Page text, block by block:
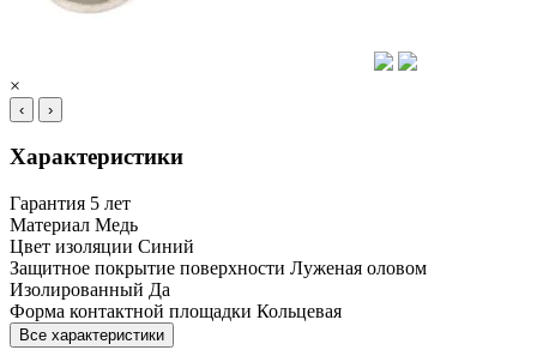
×
‹ ›
Характеристики
Гарантия 5 лет
Материал Медь
Цвет изоляции Синий
Защитное покрытие поверхности Луженая оловом
Изолированный Да
Форма контактной площадки Кольцевая
Все характеристики